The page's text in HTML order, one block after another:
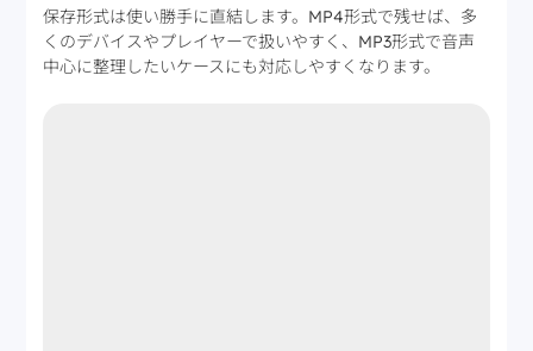
保存形式は使い勝手に直結します。MP4形式で残せば、多
くのデバイスやプレイヤーで扱いやすく、MP3形式で音声
中心に整理したいケースにも対応しやすくなります。